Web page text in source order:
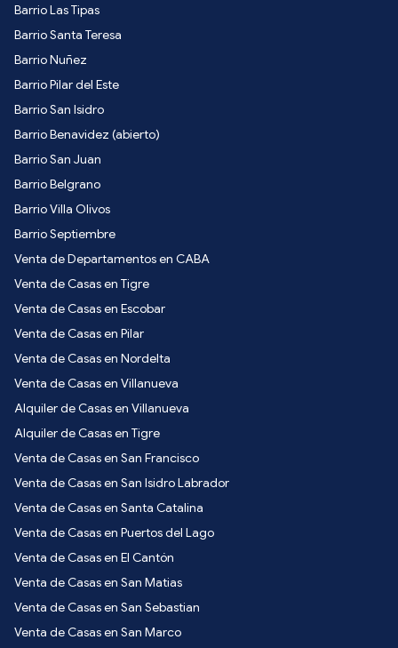
Barrio Las Tipas
Barrio Santa Teresa
Barrio Nuñez
Barrio Pilar del Este
Barrio San Isidro
Barrio Benavidez (abierto)
Barrio San Juan
Barrio Belgrano
Barrio Villa Olivos
Barrio Septiembre
Venta de Departamentos en CABA
Venta de Casas en Tigre
Venta de Casas en Escobar
Venta de Casas en Pilar
Venta de Casas en Nordelta
Venta de Casas en Villanueva
Alquiler de Casas en Villanueva
Alquiler de Casas en Tigre
Venta de Casas en San Francisco
Venta de Casas en San Isidro Labrador
Venta de Casas en Santa Catalina
Venta de Casas en Puertos del Lago
Venta de Casas en El Cantón
Venta de Casas en San Matias
Venta de Casas en San Sebastian
Venta de Casas en San Marco